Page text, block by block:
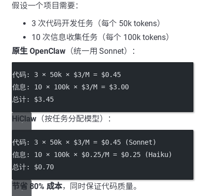
假设一个项目需要：
3 次代码开发任务（每个 50k tokens）
10 次信息收集任务（每个 100k tokens）
原生 OpenClaw （统一用 Sonnet）：
代码: 3 × 50k × $3/M = $0.45
信息: 10 × 100k × $3/M = $3.00
总计: $3.45
HiClaw （按任务分配模型）：
代码: 3 × 50k × $3/M = $0.45 (Sonnet)
信息: 10 × 100k × $0.25/M = $0.25 (Haiku)
总计: $0.70
节省 80% 成本，同时保证代码质量。